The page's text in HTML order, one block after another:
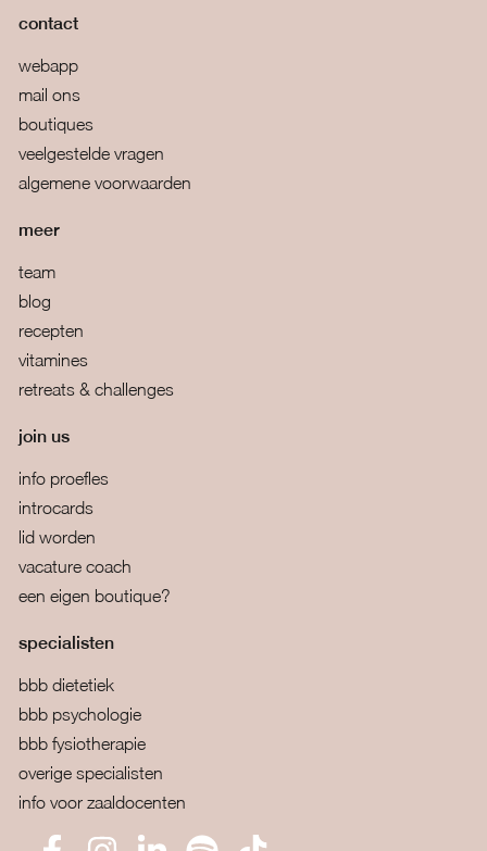
contact
webapp
mail ons
boutiques
veelgestelde vragen
algemene voorwaarden
meer
team
blog
recepten
vitamines
retreats & challenges
join us
info proefles
introcards
lid worden
vacature coach
een eigen boutique?
specialisten
bbb dietetiek
bbb psychologie
bbb fysiotherapie
overige specialisten
info voor zaaldocenten